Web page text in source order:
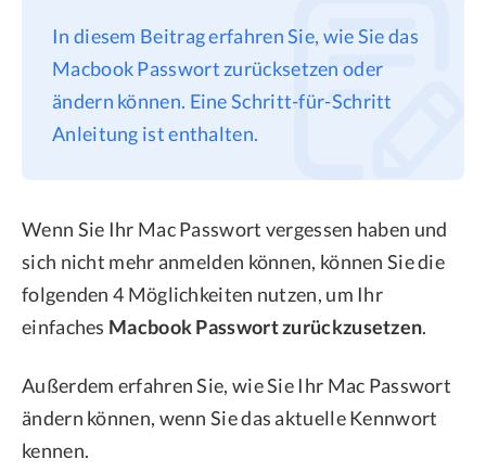
Datenschutz
Refund Policy
In diesem Beitrag erfahren Sie, wie Sie das
Macbook Passwort zurücksetzen oder
ändern können. Eine Schritt-für-Schritt
Anleitung ist enthalten.
Wenn Sie Ihr Mac Passwort vergessen haben und
sich nicht mehr anmelden können, können Sie die
folgenden 4 Möglichkeiten nutzen, um Ihr
einfaches Macbook Passwort zurückzusetzen.
Außerdem erfahren Sie, wie Sie Ihr Mac Passwort
ändern können, wenn Sie das aktuelle Kennwort
kennen.